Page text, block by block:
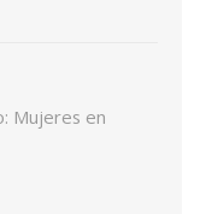
Mujeres en